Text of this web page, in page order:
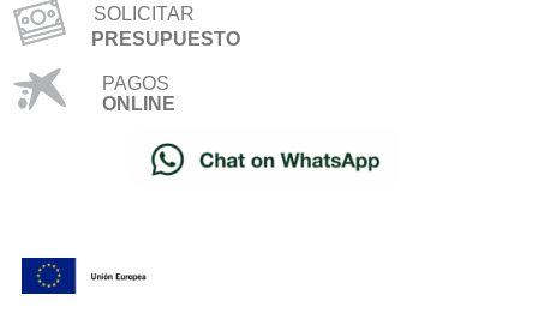
SOLICITAR
PRESUPUESTO
PAGOS
ONLINE